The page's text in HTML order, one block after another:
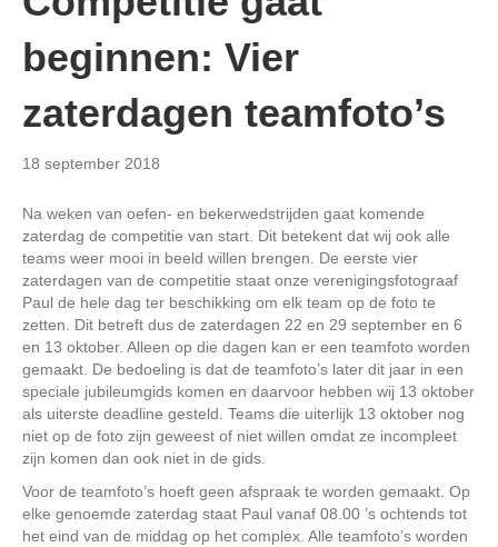
beginnen: Vier
zaterdagen teamfoto’s
18 september 2018
Na weken van oefen- en bekerwedstrijden gaat komende
zaterdag de competitie van start. Dit betekent dat wij ook alle
teams weer mooi in beeld willen brengen. De eerste vier
zaterdagen van de competitie staat onze verenigingsfotograaf
Paul de hele dag ter beschikking om elk team op de foto te
zetten. Dit betreft dus de zaterdagen 22 en 29 september en 6
en 13 oktober. Alleen op die dagen kan er een teamfoto worden
gemaakt. De bedoeling is dat de teamfoto’s later dit jaar in een
speciale jubileumgids komen en daarvoor hebben wij 13 oktober
als uiterste deadline gesteld. Teams die uiterlijk 13 oktober nog
niet op de foto zijn geweest of niet willen omdat ze incompleet
zijn komen dan ook niet in de gids.
Voor de teamfoto’s hoeft geen afspraak te worden gemaakt. Op
elke genoemde zaterdag staat Paul vanaf 08.00 ’s ochtends tot
het eind van de middag op het complex. Alle teamfoto’s worden